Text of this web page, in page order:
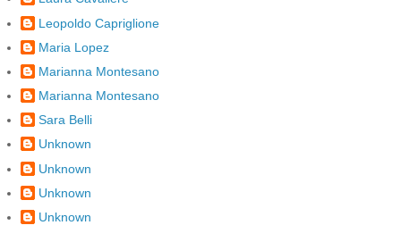
Leopoldo Capriglione
Maria Lopez
Marianna Montesano
Marianna Montesano
Sara Belli
Unknown
Unknown
Unknown
Unknown